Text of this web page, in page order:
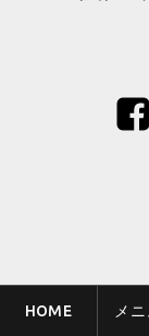
HOME メ